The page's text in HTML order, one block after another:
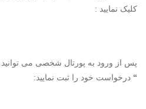
کلیک نمایید :
پس از ورود به پورتال شخصی می
“ درخواست خود را ثبت نمایید: